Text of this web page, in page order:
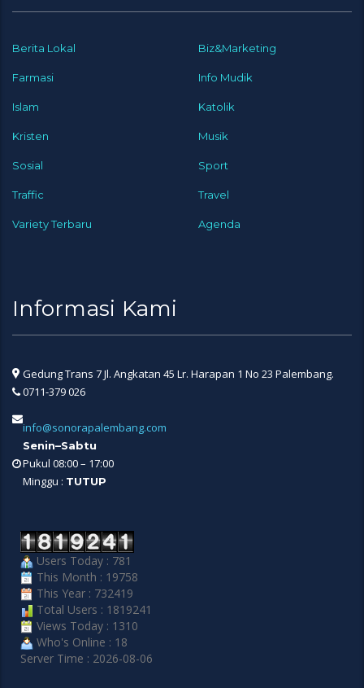
Berita Lokal Biz&Marketing
Farmasi Info Mudik
Islam Katolik
Kristen Musik
Sosial Sport
Traffic Travel
Variety Terbaru Agenda
Informasi Kami
Gedung Trans 7 Jl. Angkatan 45 Lr. Harapan 1 No 23 Palembang.
0711-379 026
info@sonorapalembang.com
Senin–Sabtu
Pukul 08:00 – 17:00
Minggu : TUTUP
Users Today : 781
This Month : 19758
This Year : 732419
Total Users : 1819241
Views Today : 1310
Who's Online : 18
Server Time : 2026-08-06